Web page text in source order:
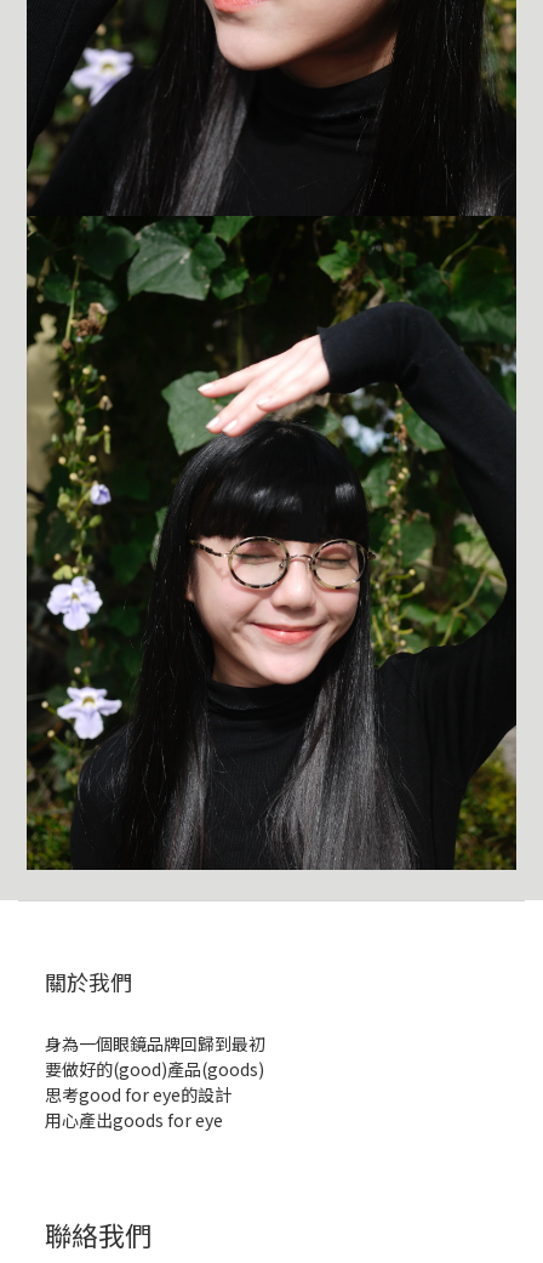
關於我們
身為一個眼鏡品牌回歸到最初
要做好的(good)產品(goods)
思考good for eye的設計
用心產出goods for eye
聯絡我們